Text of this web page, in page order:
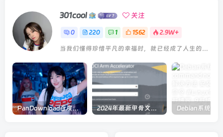
301cool 关注
0 220 1 1562 2.9W+
PanDownload百度网盘在线解析 2024年最新甲骨文注册及申请免费 VPS 教程